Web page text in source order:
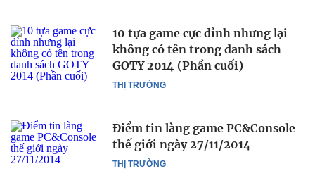
THỊ TRƯỜNG
10 tựa game cực đỉnh nhưng lại
không có tên trong danh sách
GOTY 2014 (Phần cuối)
THỊ TRƯỜNG
Điểm tin làng game PC&Console
thế giới ngày 27/11/2014